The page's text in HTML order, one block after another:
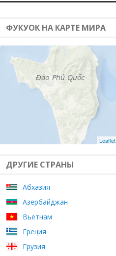
ФУКУОК НА КАРТЕ МИРА
Leaflet
ДРУГИЕ СТРАНЫ
Абхазия
Азербайджан
Вьетнам
Греция
Грузия